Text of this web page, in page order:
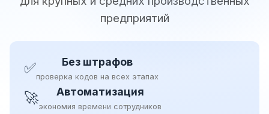
предприятий
✅ Без штрафов
проверка кодов на всех этапах
🚀 Автоматизация
экономия времени сотрудников